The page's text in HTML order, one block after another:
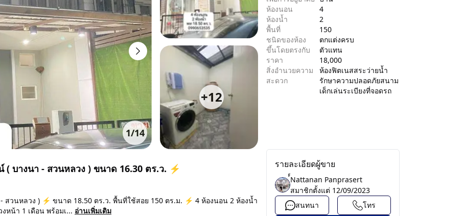
1/14
+12
ห้องนอน
4
ห้องน้ำ
2
พื้นที่
150
ชนิดของห้อง
ตกแต่งครบ
ขึ้นโดยตรงกับ
ตัวแทน
ราคา
18,000
สิ่งอำนวยความ
สะดวก
ห้องฟิตเนสสระว่ายน้ำ
รักษาความปลอดภัยสนาม
เด็กเล่นระเบียงที่จอดรถ
( บางนา - สวนหลวง ) ขนาด 16.30 ตร.ว. ⚡
สวนหลวง ) ⚡ ขนาด 18.50 ตร.ว. พื้นที่ใช้สอย 150 ตร.ม. ⚡ 4 ห้องนอน 2 ห้องน้ำ
หน้า 1 เดือน พร้อมเ... อ่านเพิ่มเติม
รายละเอียดผู้ขาย
์์Nattanan Panprasert
สมาชิกตั้งแต่ 12/09/2023
สนทนา
โทร